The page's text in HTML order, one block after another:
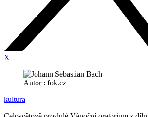
X
Autor : fok.cz
kultura